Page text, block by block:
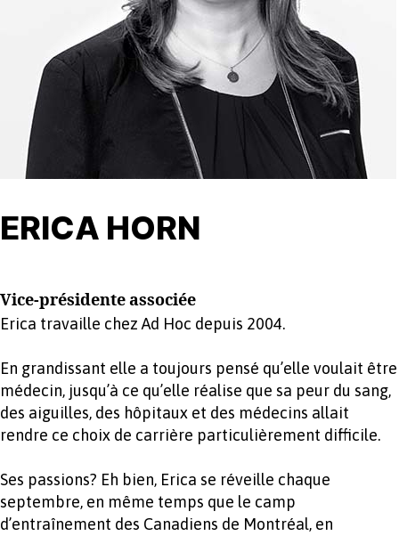
ERICA HORN
Vice-présidente associée
Erica travaille chez Ad Hoc depuis 2004.
En grandissant elle a toujours pensé qu’elle voulait être
médecin, jusqu’à ce qu’elle réalise que sa peur du sang,
des aiguilles, des hôpitaux et des médecins allait
rendre ce choix de carrière particulièrement difficile.
Ses passions? Eh bien, Erica se réveille chaque
septembre, en même temps que le camp
d’entraînement des Canadiens de Montréal, en